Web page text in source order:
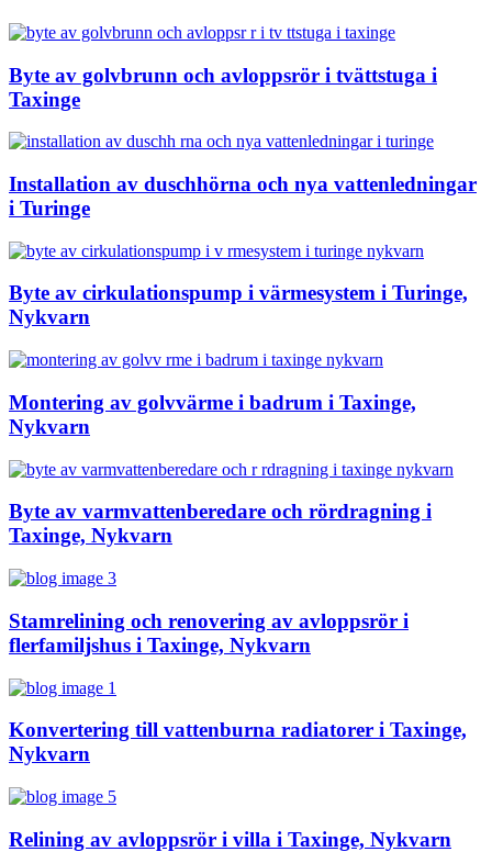
Byte av golvbrunn och avloppsrör i tvättstuga i
Taxinge
Installation av duschhörna och nya vattenledningar
i Turinge
Byte av cirkulationspump i värmesystem i Turinge,
Nykvarn
Montering av golvvärme i badrum i Taxinge,
Nykvarn
Byte av varmvattenberedare och rördragning i
Taxinge, Nykvarn
Stamrelining och renovering av avloppsrör i
flerfamiljshus i Taxinge, Nykvarn
Konvertering till vattenburna radiatorer i Taxinge,
Nykvarn
Relining av avloppsrör i villa i Taxinge, Nykvarn